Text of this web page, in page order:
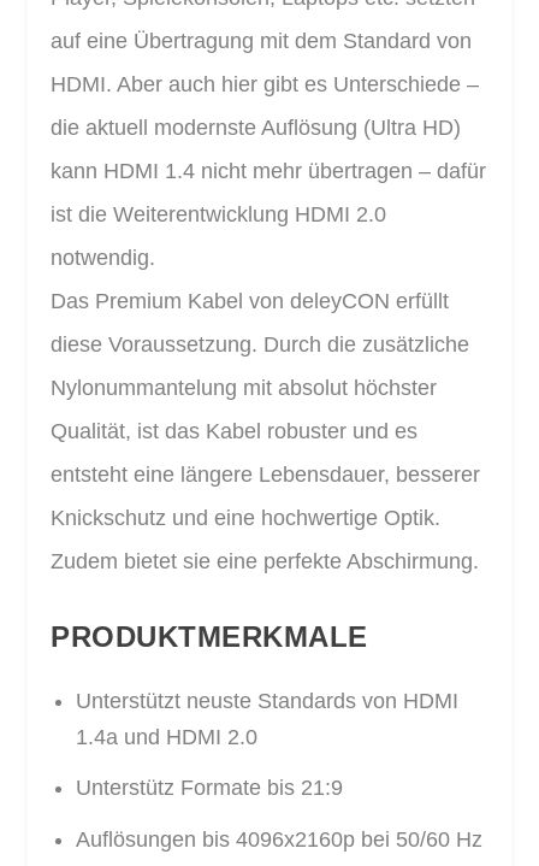
auf eine Übertragung mit dem Standard von
HDMI. Aber auch hier gibt es Unterschiede –
die aktuell modernste Auflösung (Ultra HD)
kann HDMI 1.4 nicht mehr übertragen – dafür
ist die Weiterentwicklung HDMI 2.0
notwendig.
Das Premium Kabel von deleyCON erfüllt
diese Voraussetzung. Durch die zusätzliche
Nylonummantelung mit absolut höchster
Qualität, ist das Kabel robuster und es
entsteht eine längere Lebensdauer, besserer
Knickschutz und eine hochwertige Optik.
Zudem bietet sie eine perfekte Abschirmung.
PRODUKTMERKMALE
Unterstützt neuste Standards von HDMI
1.4a und HDMI 2.0
Unterstütz Formate bis 21:9
Auflösungen bis 4096x2160p bei 50/60 Hz